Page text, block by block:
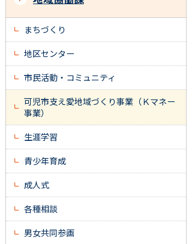
まちづくり
地区センター
市民活動・コミュニティ
可児市支え愛地域づくり事業（Ｋマネー
事業）
生涯学習
青少年育成
成人式
各種相談
男女共同参画